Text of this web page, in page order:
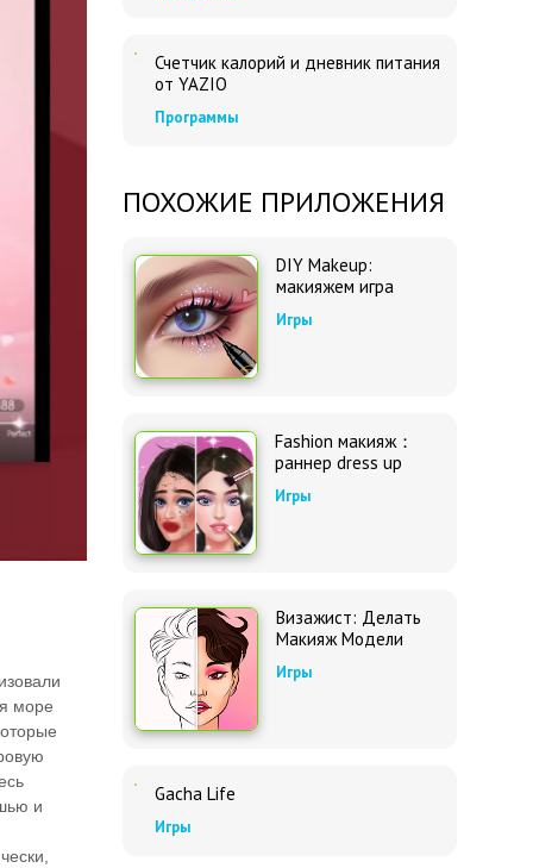
море
и
Счетчик калорий и дневник питания
от YAZIO
Программы
ПОХОЖИЕ ПРИЛОЖЕНИЯ
DIY Makeup:
макияжем игра
Игры
Fashion макияж：
раннер dress up
Игры
Визажист: Делать
Макияж Модели
Игры
Gacha Life
Игры